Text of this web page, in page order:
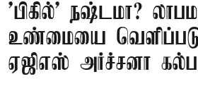
'பிகில்' நஷ்டமா?
உண்மையை
ஏஜிஎஸ் அர்ச்சனா